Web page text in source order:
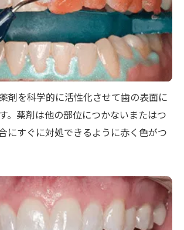
剤を科学的に活性化させて歯の表面に
。薬剤は他の部位につかないまたはつ
にすぐに対処できるように赤く色がつ